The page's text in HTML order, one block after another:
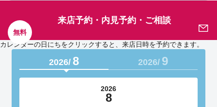
無料
来店予約・内見予約・ご相談
カレンダーの日にちをクリックすると、来店日時を予約できます。
2026/ 8 2026/ 9
2026
8